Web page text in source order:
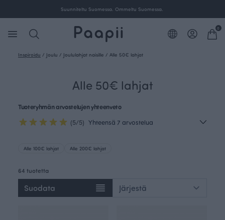
yli 100 € tilauksille Suomessa.
0
Inspiroidu / Joulu / Joululahjat naisille / Alle 50€ lahjat
Alle 50€ lahjat
Tuoteryhmän arvostelujen yhteenveto
(5/5) Yhteensä 7 arvostelua
Alle 100€ lahjat Alle 200€ lahjat
64 tuotetta
Suodata